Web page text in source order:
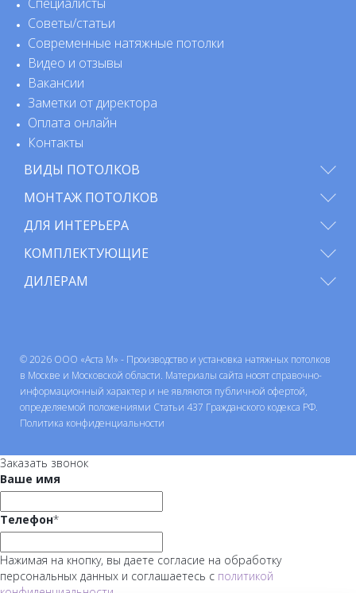
Советы/статьи
Современные натяжные потолки
Видео и отзывы
Вакансии
Заметки от директора
Оплата онлайн
Контакты
ВИДЫ ПОТОЛКОВ
МОНТАЖ ПОТОЛКОВ
ДЛЯ ИНТЕРЬЕРА
КОМПЛЕКТУЮЩИЕ
ДИЛЕРАМ
© 2026 ООО «Аста М» - Производство и установка натяжных потолков
в Москве и Московской области. Материалы сайта носят справочно-
информационный характер и не являются публичной офертой,
определяемой положениями Статьи 437 Гражданского кодекса РФ.
Политика конфиденциальности
Заказать звонок
Ваше имя
Телефон*
Нажимая на кнопку, вы даете согласие на обработку
персональных данных и соглашаетесь с политикой